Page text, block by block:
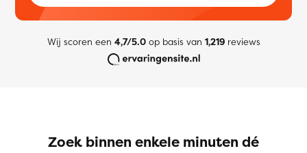
Wij scoren een 4,7/5.0op basis van 1,219reviews
Zoek binnen enkele minuten dé